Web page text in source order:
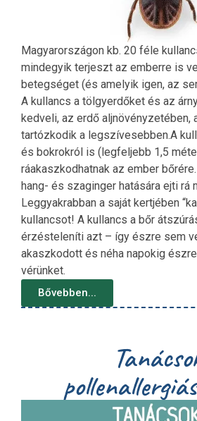
Magyarországon kb. 20 féle
mindegyik terjeszt az emberre is
betegséget (és amelyik igen, az
A kullancs a tölgyerdőket és az
kedveli, az erdő aljnövényzetében,
tartózkodik a legszívesebben.A
és bokrokról is (legfeljebb 1,5
ráakaszkodhatnak az ember
hang- és szaginger hatására ejti rá
Leggyakrabban a saját kertjében
kullancsot! A kullancs a bőr
érzésteleníti azt – így észre sem
akaszkodott és néha napokig
vérünket.
Bővebben...